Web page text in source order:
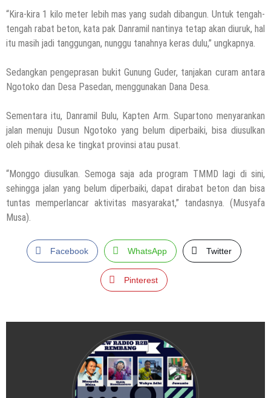
“Kira-kira 1 kilo meter lebih mas yang sudah dibangun. Untuk tengah-
tengah rabat beton, kata pak Danramil nantinya tetap akan diuruk, hal
itu masih jadi tanggungan, nunggu tanahnya keras dulu,” ungkapnya.
Sedangkan pengeprasan bukit Gunung Guder, tanjakan curam antara
Ngotoko dan Desa Pasedan, menggunakan Dana Desa.
Sementara itu, Danramil Bulu, Kapten Arm. Supartono menyarankan
jalan menuju Dusun Ngotoko yang belum diperbaiki, bisa diusulkan
oleh pihak desa ke tingkat provinsi atau pusat.
“Monggo diusulkan. Semoga saja ada program TMMD lagi di sini,
sehingga jalan yang belum diperbaiki, dapat dirabat beton dan bisa
tuntas memperlancar aktivitas masyarakat,” tandasnya. (Musyafa
Musa).
Facebook WhatsApp Twitter
Pinterest